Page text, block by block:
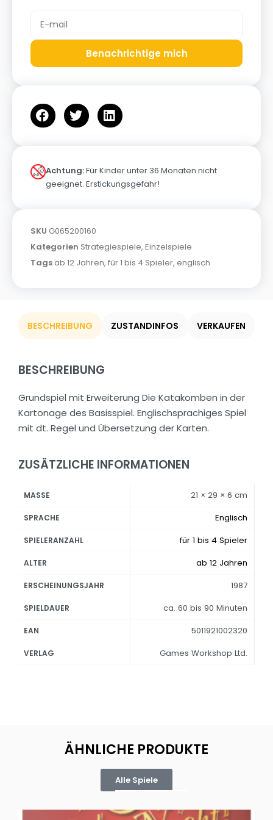
Benachrichtige mich
Achtung:Für Kinder unter 36 Monaten nicht
geeignet. Erstickungsgefahr!
SKU G065200160
Kategorien Strategiespiele, Einzelspiele
Tags ab 12 Jahren, für 1 bis 4 Spieler, englisch
BESCHREIBUNG ZUSTANDINFOS VERKAUFEN
BESCHREIBUNG
Grundspiel mit Erweiterung Die Katakomben in der
Kartonage des Basisspiel. Englischsprachiges Spiel
mit dt. Regel und Übersetzung der Karten.
ZUSÄTZLICHE INFORMATIONEN
MASSE 21 × 29 × 6 cm
SPRACHE Englisch
SPIELERANZAHL für 1 bis 4 Spieler
ALTER ab 12 Jahren
ERSCHEINUNGSJAHR 1987
SPIELDAUER ca. 60 bis 90 Minuten
EAN 5011921002320
VERLAG Games Workshop Ltd.
ÄHNLICHE PRODUKTE
Alle Spiele